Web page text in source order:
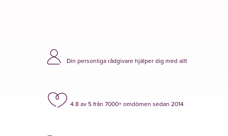
Din personliga rådgivare hjälper dig med allt
4.8 av 5 från 7000+ omdömen sedan 2014